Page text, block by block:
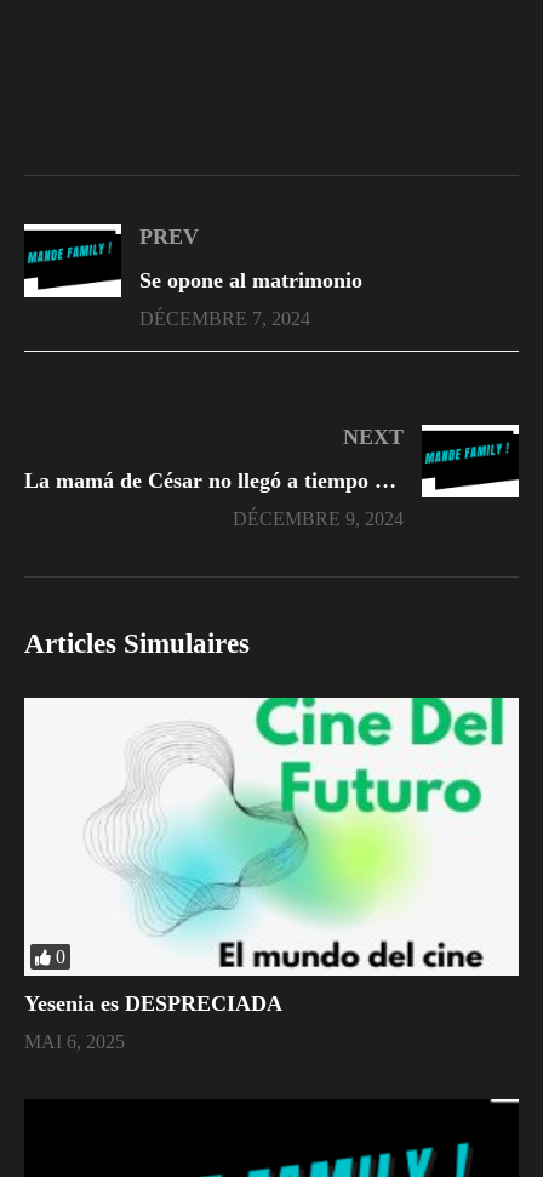
PREV
Se opone al matrimonio
DÉCEMBRE 7, 2024
NEXT
La mamá de César no llegó a tiempo para darle de comer a su hijo y él estaba furioso
DÉCEMBRE 9, 2024
Articles Simulaires
0
Yesenia es DESPRECIADA
MAI 6, 2025